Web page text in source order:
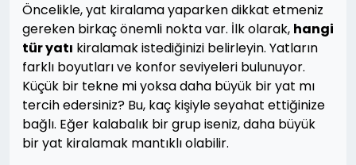
Öncelikle, yat kiralama yaparken dikkat etmeniz
gereken birkaç önemli nokta var. İlk olarak, hangi
tür yatı kiralamak istediğinizi belirleyin. Yatların
farklı boyutları ve konfor seviyeleri bulunuyor.
Küçük bir tekne mi yoksa daha büyük bir yat mı
tercih edersiniz? Bu, kaç kişiyle seyahat ettiğinize
bağlı. Eğer kalabalık bir grup iseniz, daha büyük
bir yat kiralamak mantıklı olabilir.